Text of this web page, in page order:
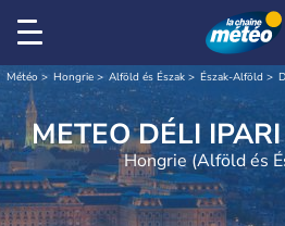
Météo Hongrie Alföld és Észak Észak-Alföld
METEO DÉLI
Hongrie (Alföld és